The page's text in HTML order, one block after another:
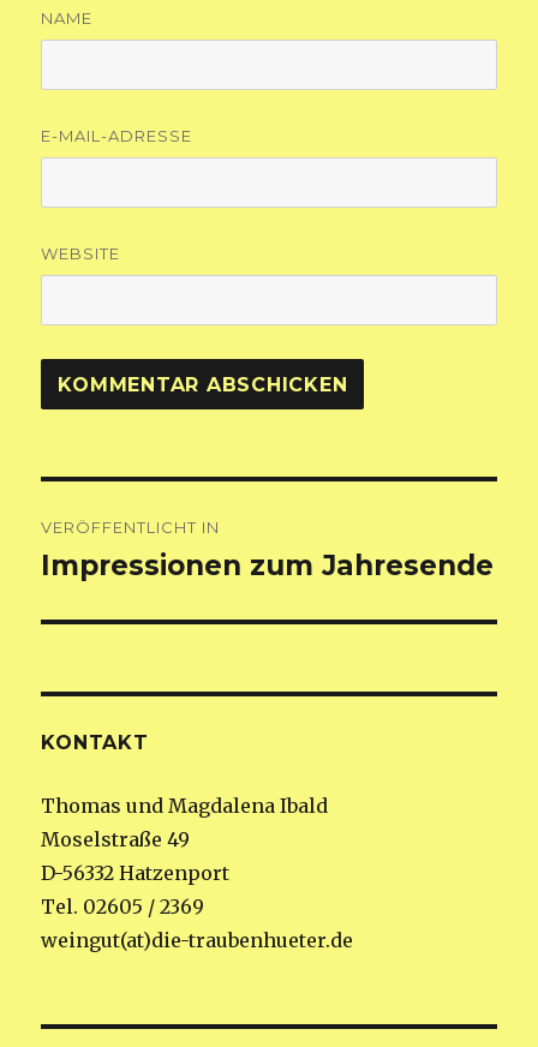
NAME
E-MAIL-ADRESSE
WEBSITE
VERÖFFENTLICHT IN
Impressionen zum Jahresende
KONTAKT
Thomas und Magdalena Ibald
Moselstraße 49
D-56332 Hatzenport
Tel. 02605 / 2369
weingut(at)die-traubenhueter.de